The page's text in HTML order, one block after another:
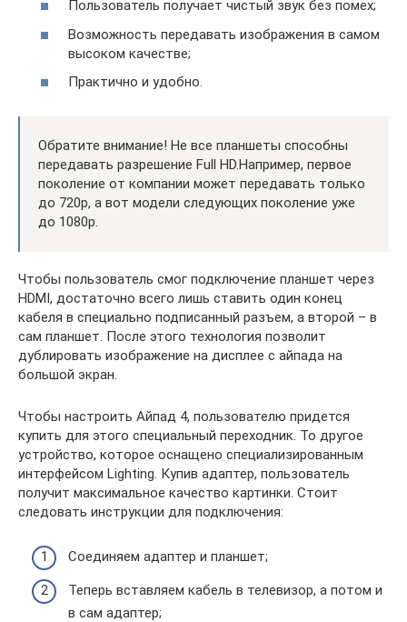
Пользователь получает чистый звук без помех;
Возможность передавать изображения в самом
высоком качестве;
Практично и удобно.
Обратите внимание! Не все планшеты способны
передавать разрешение Full HD.Например, первое
поколение от компании может передавать только
до 720р, а вот модели следующих поколение уже
до 1080р.
Чтобы пользователь смог подключение планшет через
HDMI, достаточно всего лишь ставить один конец
кабеля в специально подписанный разъем, а второй – в
сам планшет. После этого технология позволит
дублировать изображение на дисплее с айпада на
большой экран.
Чтобы настроить Айпад 4, пользователю придется
купить для этого специальный переходник. То другое
устройство, которое оснащено специализированным
интерфейсом Lighting. Купив адаптер, пользователь
получит максимальное качество картинки. Стоит
следовать инструкции для подключения:
Соединяем адаптер и планшет;
Теперь вставляем кабель в телевизор, а потом и
в сам адаптер;